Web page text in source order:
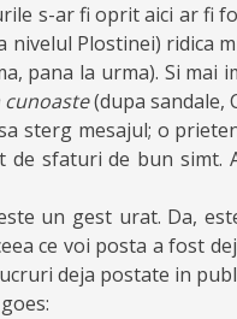
s-ar fi oprit aici ar fi
nivelul Plostinei) ridica
pana la urma). Si mai
cunoaste(dupa sandale,
sterg mesajul; o
de sfaturi de bun simt.
un gest urat. Da,
ce voi posta a fost
deja postate in